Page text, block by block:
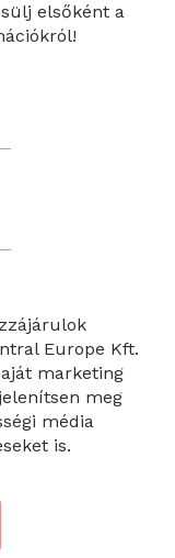
elsőként a
Europe Kft.
marketing
meg
média
is.